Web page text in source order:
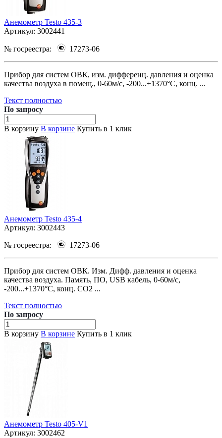
Анемометр Testo 435-3
Артикул: 3002441
№ госреестра: 17273-06
Прибор для систем ОВК, изм. дифференц. давления и оценка
качества воздуха в помещ., 0-60м/с, -200...+1370°C, конц. ...
Текст полностью
По запросу
В корзину В корзине Купить в 1 клик
Анемометр Testo 435-4
Артикул: 3002443
№ госреестра: 17273-06
Прибор для систем ОВК. Изм. Дифф. давления и оценка
качества воздуха. Память, ПО, USB кабель, 0-60м/с,
-200...+1370°C, конц. CO2 ...
Текст полностью
По запросу
В корзину В корзине Купить в 1 клик
Анемометр Testo 405-V1
Артикул: 3002462